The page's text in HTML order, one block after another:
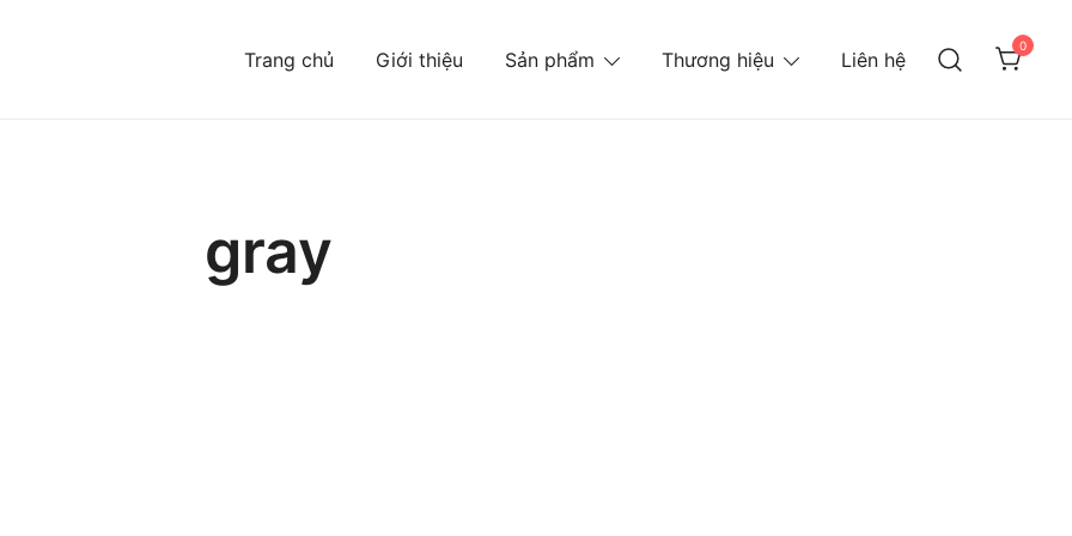
Trang chủ Giới thiệu Sản phẩm Thương hiệu Liên hệ
0
gray